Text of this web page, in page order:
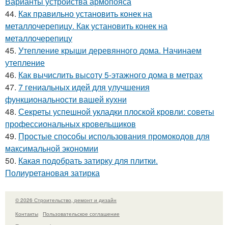
44. Как правильно установить конек на
металлочерепицу. Как установить конек на
металлочерепицу
45. Утепление крыши деревянного дома. Начинаем
утепление
46. Как вычислить высоту 5-этажного дома в метрах
47. 7 гениальных идей для улучшения
функциональности вашей кухни
48. Секреты успешной укладки плоской кровли: советы
профессиональных кровельщиков
49. Простые способы использования промокодов для
максимальной экономии
50. Какая подобрать затирку для плитки.
Полиуретановая затирка
© 2026 Строительство, ремонт и дизайн
Контакты
Пользовательское соглашение